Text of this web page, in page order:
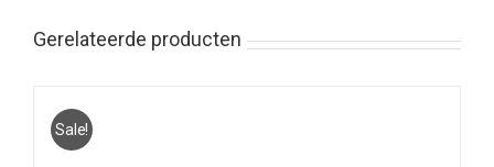
Gerelateerde producten
Sale!